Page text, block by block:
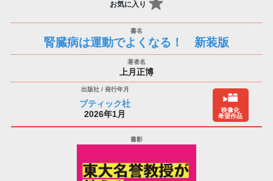
お気に入り
腎臓病は運動でよくなる！ 新装版
上月正博
ブティック社
2026年1月
映像化
希望作品